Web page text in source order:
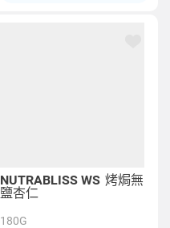
NUTRABLISS WS 烤焗無
鹽杏仁
180G